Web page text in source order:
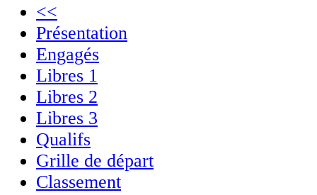
<<
Présentation
Engagés
Libres 1
Libres 2
Libres 3
Qualifs
Grille de départ
Classement